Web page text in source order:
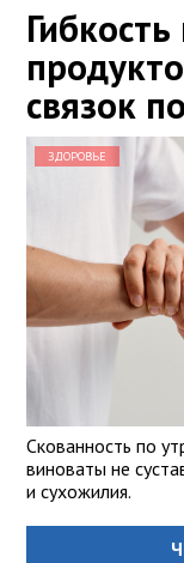
связок
ЗДОРОВЬЕ
Скованность по
виноваты не
и сухожилия.